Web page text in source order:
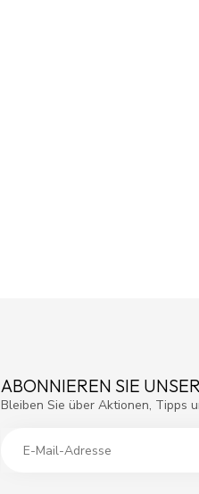
ABONNIEREN SIE
Bleiben Sie über Aktionen, Tipps